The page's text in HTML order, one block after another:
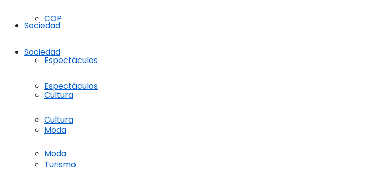
Sociedad
Espectáculos
Cultura
Moda
Turismo
COP
Sociedad
Espectáculos
Cultura
Moda